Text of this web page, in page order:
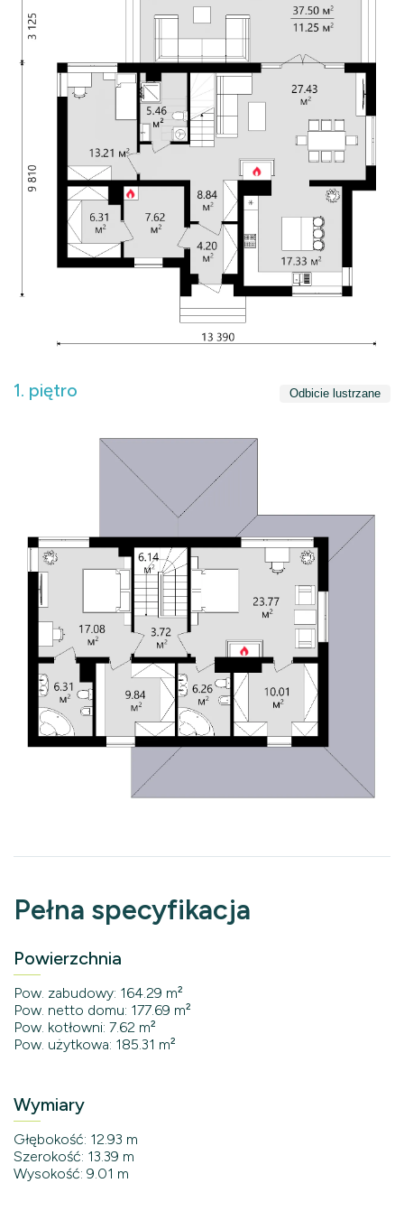
1. piętro Odbicie lustrzane
Pełna specyfikacja
Powierzchnia
Pow. zabudowy: 164.29 m²
Pow. netto domu: 177.69 m²
Pow. kotłowni: 7.62 m²
Pow. użytkowa: 185.31 m²
Wymiary
Głębokość: 12.93 m
Szerokość: 13.39 m
Wysokość: 9.01 m